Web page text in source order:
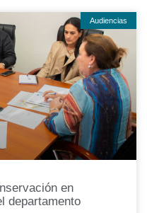
Audiencias
en
departamento